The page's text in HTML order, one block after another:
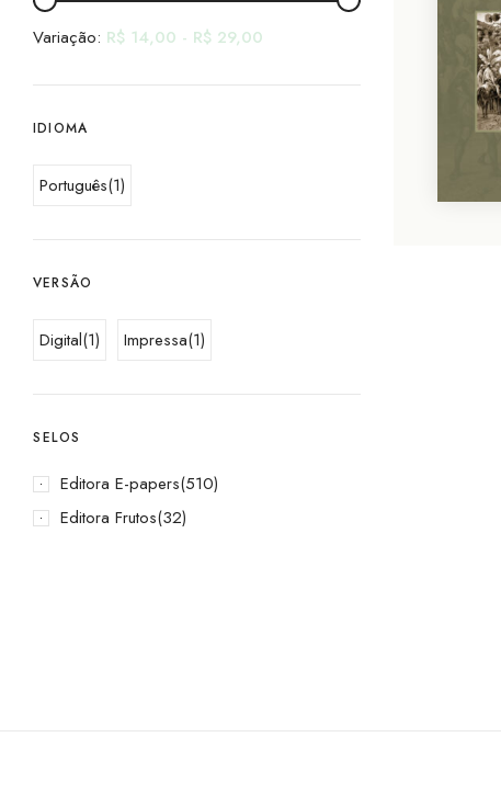
Variação: R$ 14,00 - R$ 29,00
IDIOMA
Português(1)
VERSÃO
Digital(1) Impressa(1)
SELOS
Editora E-papers(510)
Editora Frutos(32)